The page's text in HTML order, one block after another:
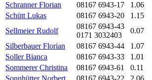
Schranner Florian
08167 6943-17 1.06
Schütt Lukas
08167 6943-20 1.15
Sellmeier Rudolf
08167 6943-43
0171 3032403
0.07
Silberbauer Florian
08167 6943-44 1.07
Soller Bianca
08167 6943-33 1.01
Sommerer Christina
08167 6943-61 0.11